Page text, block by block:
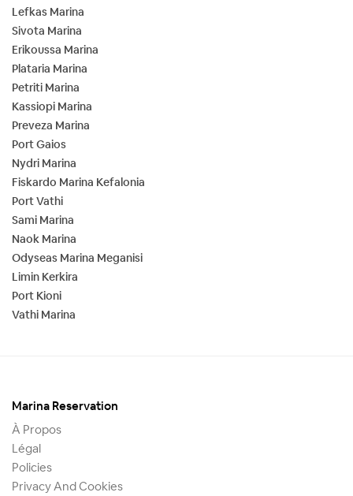
Lefkas Marina
Sivota Marina
Erikoussa Marina
Plataria Marina
Petriti Marina
Kassiopi Marina
Preveza Marina
Port Gaios
Nydri Marina
Fiskardo Marina Kefalonia
Port Vathi
Sami Marina
Naok Marina
Odyseas Marina Meganisi
Limin Kerkira
Port Kioni
Vathi Marina
Marina Reservation
À Propos
Légal
Policies
Privacy And Cookies